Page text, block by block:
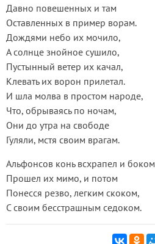
Давно повешенных и там
Оставленных в пример ворам.
Дождями небо их мочило,
А солнце знойное сушило,
Пустынный ветер их качал,
Клевать их ворон прилетал.
И шла молва в простом народе,
Что, обрываясь по ночам,
Они до утра на свободе
Гуляли, мстя своим врагам.
Альфонсов конь всхрапел и боком
Прошел их мимо, и потом
Понесся резво, легким скоком,
С своим бесстрашным седоком.